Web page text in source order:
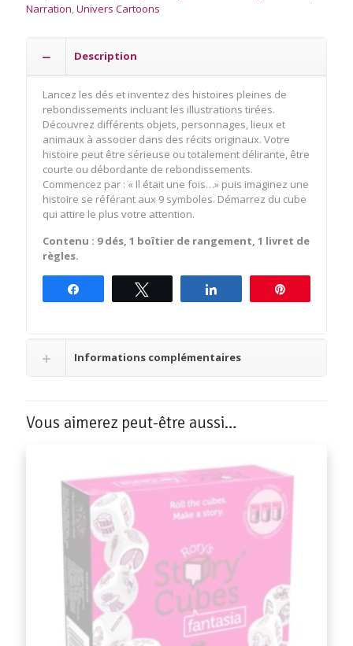
Narration Univers Cartoons
Description
Lancez les dés et inventez des histoires pleines de
rebondissements incluant les illustrations tirées.
Découvrez différents objets, personnages, lieux et
animaux à associer dans des récits originaux. Votre
histoire peut être sérieuse ou totalement délirante, être
courte ou débordante de rebondissements.
Commencez par : « Il était une fois…» puis imaginez une
histoire se référant aux 9 symboles. Démarrez du cube
qui attire le plus votre attention.
Contenu : 9 dés, 1 boîtier de rangement, 1 livret de
règles.
Informations complémentaires
Vous aimerez peut-être aussi…